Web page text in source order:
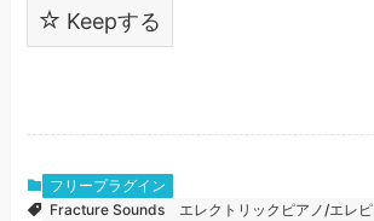
Keepする
フリープラグイン
Fracture Sounds
エレクトリックピアノ/エレピ